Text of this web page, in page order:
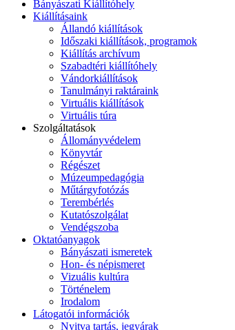
Bányászati Kiállítóhely
Kiállításaink
Állandó kiállítások
Időszaki kiállítások, programok
Kiállítás archívum
Szabadtéri kiállítóhely
Vándorkiállítások
Tanulmányi raktáraink
Virtuális kiállítások
Virtuális túra
Szolgáltatások
Állományvédelem
Könyvtár
Régészet
Múzeumpedagógia
Műtárgyfotózás
Terembérlés
Kutatószolgálat
Vendégszoba
Oktatóanyagok
Bányászati ismeretek
Hon- és népismeret
Vizuális kultúra
Történelem
Irodalom
Látogatói információk
Nyitva tartás, jegyárak